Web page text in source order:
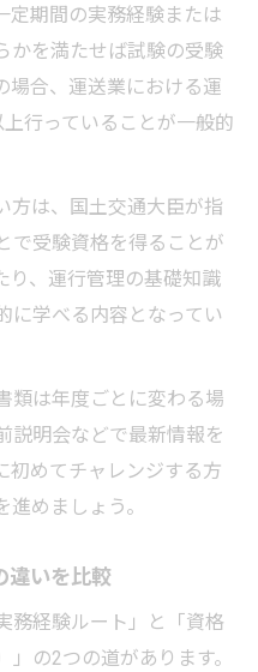
定期間の実務経験または
かを満たせば試験の受験
場合、運送業における運
行っていることが一般的
方は、国土交通大臣が指
で受験資格を得ることが
り、運行管理の基礎知識
に学べる内容となってい
類は年度ごとに変わる場
説明会などで最新情報を
初めてチャレンジする方
めましょう。
違いを比較
務経験ルート」と「資格
の2つの道があります。